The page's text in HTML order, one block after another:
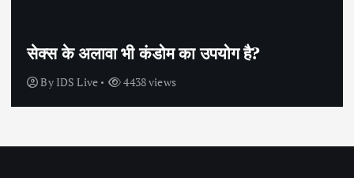
सेक्स के अलावा भी कंडोम का उपयोग है?
By IDS Live 4438 views